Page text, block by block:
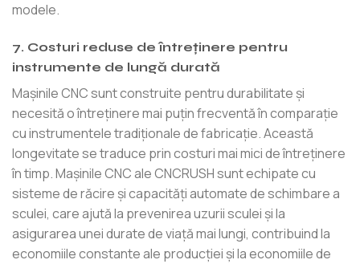
modele.
7. Costuri reduse de întreținere pentru
instrumente de lungă durată
Mașinile CNC sunt construite pentru durabilitate și
necesită o întreținere mai puțin frecventă în comparație
cu instrumentele tradiționale de fabricație. Această
longevitate se traduce prin costuri mai mici de întreținere
în timp. Mașinile CNC ale CNCRUSH sunt echipate cu
sisteme de răcire și capacități automate de schimbare a
sculei, care ajută la prevenirea uzurii sculei și la
asigurarea unei durate de viață mai lungi, contribuind la
economiile constante ale producției și la economiile de